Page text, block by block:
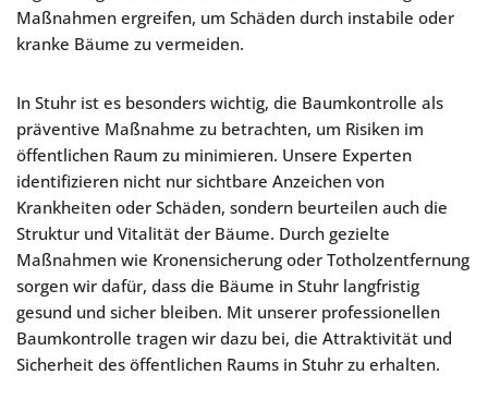
Maßnahmen ergreifen, um Schäden durch instabile oder
kranke Bäume zu vermeiden.
In Stuhr ist es besonders wichtig, die Baumkontrolle als
präventive Maßnahme zu betrachten, um Risiken im
öffentlichen Raum zu minimieren. Unsere Experten
identifizieren nicht nur sichtbare Anzeichen von
Krankheiten oder Schäden, sondern beurteilen auch die
Struktur und Vitalität der Bäume. Durch gezielte
Maßnahmen wie Kronensicherung oder Totholzentfernung
sorgen wir dafür, dass die Bäume in Stuhr langfristig
gesund und sicher bleiben. Mit unserer professionellen
Baumkontrolle tragen wir dazu bei, die Attraktivität und
Sicherheit des öffentlichen Raums in Stuhr zu erhalten.